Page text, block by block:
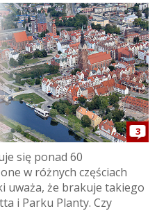
3
się ponad 60
w różnych częściach
uważa, że brakuje takiego
i Parku Planty. Czy